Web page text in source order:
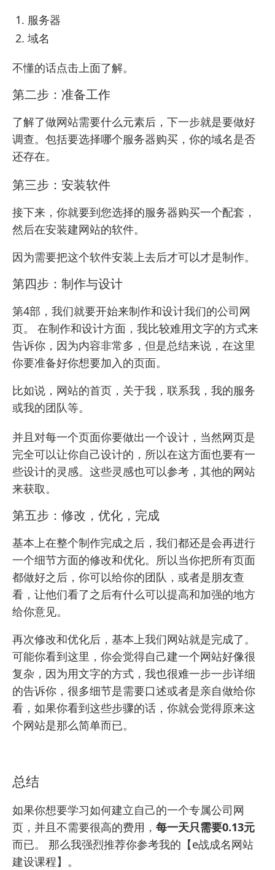
服务器
域名
不懂的话点击上面了解。
第二步：准备工作
了解了做网站需要什么元素后，下一步就是要做好
调查。包括要选择哪个服务器购买，你的域名是否
还存在。
第三步：安装软件
接下来，你就要到您选择的服务器购买一个配套，
然后在安装建网站的软件。
因为需要把这个软件安装上去后才可以才是制作。
第四步：制作与设计
第4部，我们就要开始来制作和设计我们的公司网
页。 在制作和设计方面，我比较难用文字的方式来
告诉你，因为内容非常多，但是总结来说，在这里
你要准备好你想要加入的页面。
比如说，网站的首页，关于我，联系我，我的服务
或我的团队等。
并且对每一个页面你要做出一个设计，当然网页是
完全可以让你自己设计的，所以在这方面也要有一
些设计的灵感。这些灵感也可以参考，其他的网站
来获取。
第五步：修改，优化，完成
基本上在整个制作完成之后，我们都还是会再进行
一个细节方面的修改和优化。所以当你把所有页面
都做好之后，你可以给你的团队，或者是朋友查
看，让他们看了之后有什么可以提高和加强的地方
给你意见。
再次修改和优化后，基本上我们网站就是完成了。
可能你看到这里，你会觉得自己建一个网站好像很
复杂，因为用文字的方式，我也很难一步一步详细
的告诉你，很多细节是需要口述或者是亲自做给你
看，如果你看到这些步骤的话，你就会觉得原来这
个网站是那么简单而已。
总结
如果你想要学习如何建立自己的一个专属公司网
页，并且不需要很高的费用， 每一天只需要0.13元
而已。 那么我强烈推荐你参考我的【e战成名网站
建设课程】。